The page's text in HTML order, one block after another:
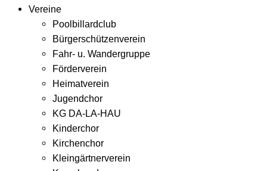
Vereine
Poolbillardclub
Bürgerschützenverein
Fahr- u. Wandergruppe
Förderverein
Heimatverein
Jugendchor
KG DA-LA-HAU
Kinderchor
Kirchenchor
Kleingärtnerverein